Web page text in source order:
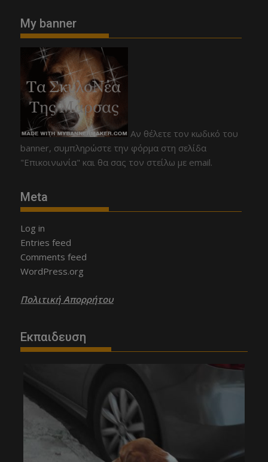
My banner
Αν θέλετε τον κωδικό του
banner, συμπληρώστε την φόρμα στη σελίδα
"Επικοινωνία" και θα σας τον στείλω με email.
Meta
Log in
Entries feed
Comments feed
WordPress.org
Πολιτική Απορρήτου
Εκπαιδευση